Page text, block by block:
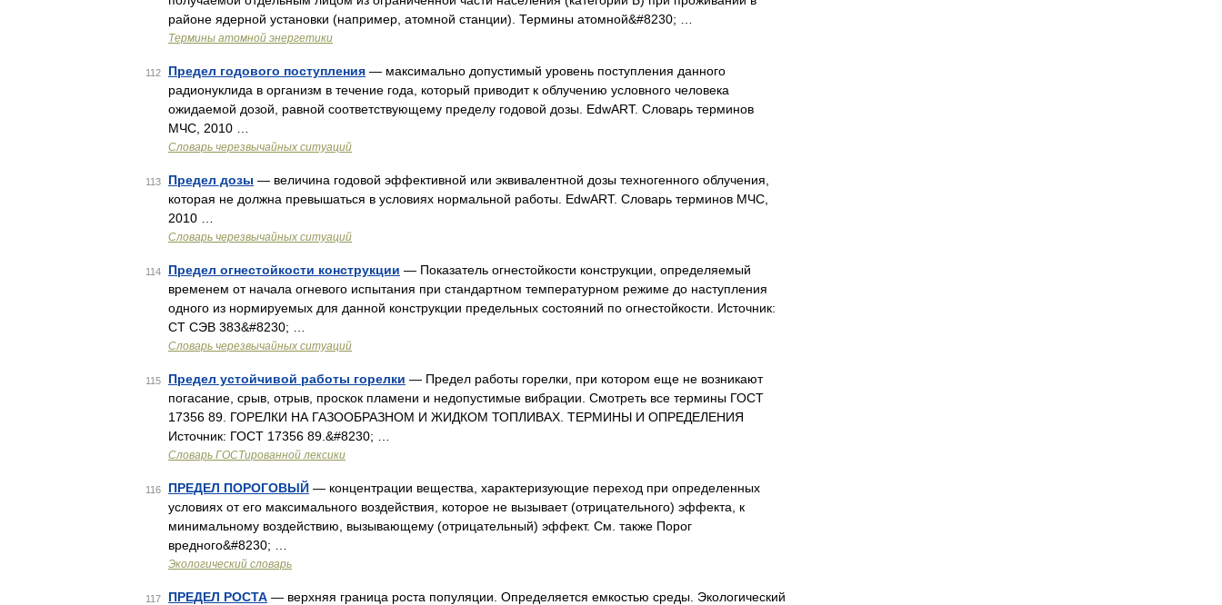
районе ядерной установки (например, атомной станции). Термины атомной&#8230; …
Термины атомной энергетики
112 Предел годового поступления — максимально допустимый уровень поступления данного
радионуклида в организм в течение года, который приводит к облучению условного человека
ожидаемой дозой, равной соответствующему пределу годовой дозы. EdwART. Словарь терминов
МЧС, 2010 …
Словарь черезвычайных ситуаций
113 Предел дозы — величина годовой эффективной или эквивалентной дозы техногенного облучения,
которая не должна превышаться в условиях нормальной работы. EdwART. Словарь терминов МЧС,
2010 …
Словарь черезвычайных ситуаций
114 Предел огнестойкости конструкции — Показатель огнестойкости конструкции, определяемый
временем от начала огневого испытания при стандартном температурном режиме до наступления
одного из нормируемых для данной конструкции предельных состояний по огнестойкости. Источник:
СТ СЭВ 383&#8230; …
Словарь черезвычайных ситуаций
115 Предел устойчивой работы горелки — Предел работы горелки, при котором еще не возникают
погасание, срыв, отрыв, проскок пламени и недопустимые вибрации. Смотреть все термины ГОСТ
17356 89. ГОРЕЛКИ НА ГАЗООБРАЗНОМ И ЖИДКОМ ТОПЛИВАХ. ТЕРМИНЫ И ОПРЕДЕЛЕНИЯ
Источник: ГОСТ 17356 89.&#8230; …
Словарь ГОСТированной лексики
116 ПРЕДЕЛ ПОРОГОВЫЙ — концентрации вещества, характеризующие переход при определенных
условиях от его максимального воздействия, которое не вызывает (отрицательного) эффекта, к
минимальному воздействию, вызывающему (отрицательный) эффект. См. также Порог
вредного&#8230; …
Экологический словарь
117 ПРЕДЕЛ РОСТА — верхняя граница роста популяции. Определяется емкостью среды. Экологический